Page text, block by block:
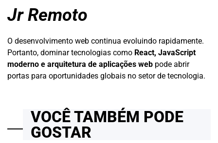
Jr Remoto
O desenvolvimento web continua evoluindo rapidamente.
Portanto, dominar tecnologias como React, JavaScript
moderno e arquitetura de aplicações web pode abrir
portas para oportunidades globais no setor de tecnologia.
VOCÊ TAMBÉM PODE
GOSTAR